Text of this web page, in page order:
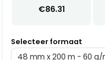
€86.31
Selecteer formaat